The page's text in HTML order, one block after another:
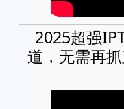
2025超强
道，无需再